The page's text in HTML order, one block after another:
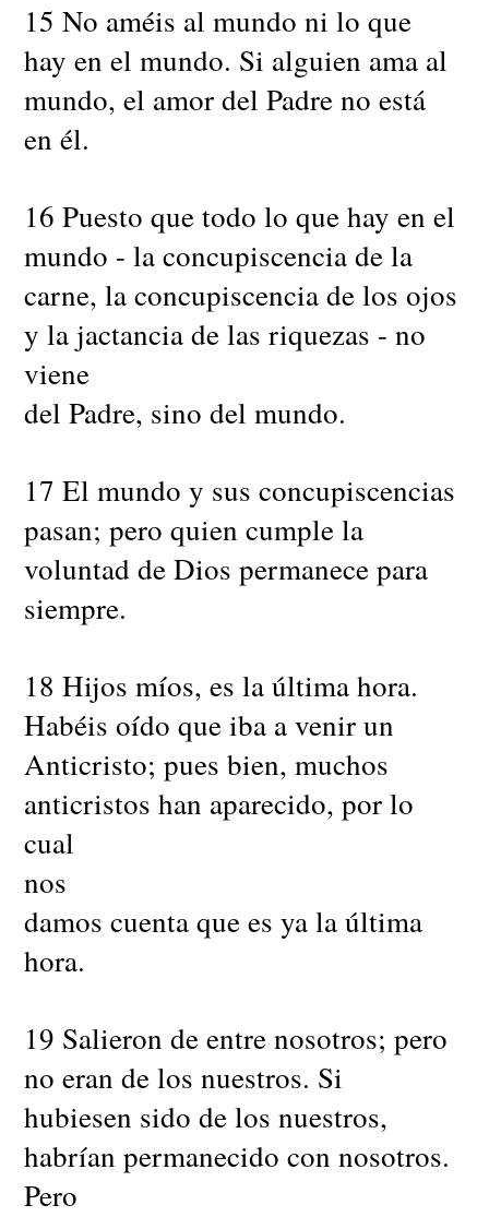
15 No améis al mundo ni lo que
hay en el mundo. Si alguien ama al
mundo, el amor del Padre no está
en él.
16 Puesto que todo lo que hay en el
mundo - la concupiscencia de la
carne, la concupiscencia de los ojos
y la jactancia de las riquezas - no
viene
del Padre, sino del mundo.
17 El mundo y sus concupiscencias
pasan; pero quien cumple la
voluntad de Dios permanece para
siempre.
18 Hijos míos, es la última hora.
Habéis oído que iba a venir un
Anticristo; pues bien, muchos
anticristos han aparecido, por lo
cual
nos
damos cuenta que es ya la última
hora.
19 Salieron de entre nosotros; pero
no eran de los nuestros. Si
hubiesen sido de los nuestros,
habrían permanecido con nosotros.
Pero